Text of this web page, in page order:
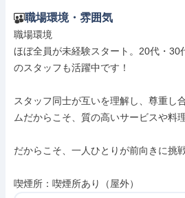
職場環境・雰囲気
職場環境
ほぼ全員が未経験スタート。20代・30
のスタッフも活躍中です！
スタッフ同士が互いを理解し、尊重し
ムだからこそ、質の高いサービスや料
だからこそ、一人ひとりが前向きに挑
喫煙所：喫煙所あり（屋外）